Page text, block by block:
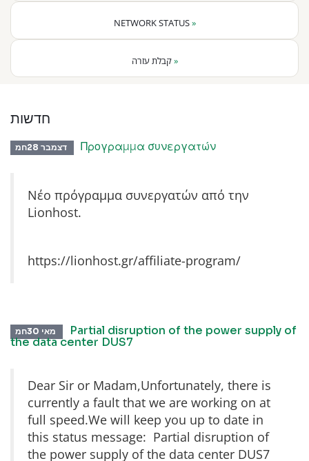
NETWORK STATUS»
קבלת עזרה»
חדשות
Προγραμμα συνεργατών
Νέο πρόγραμμα συνεργατών από την
Lionhost.
https://lionhost.gr/affiliate-program/
Partial disruption of the power supply of
the data center DUS7
Dear Sir or Madam,Unfortunately, there is
currently a fault that we are working on at
full speed.We will keep you up to date in
this status message: Partial disruption of
the power supply of the data center DUS7